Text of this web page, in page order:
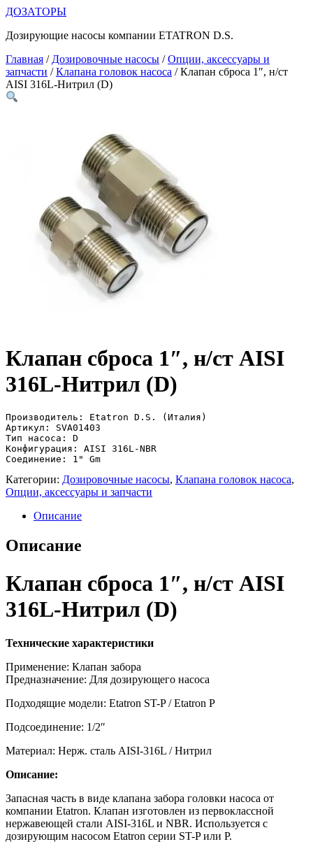
Перейти
содержимому
ДОЗАТОРЫ
Дозирующие насосы компании ETATRON D.S.
Главная / Дозировочные насосы /Опции, аксессуары и
запчасти /Клапана головок насоса / Клапан сброса 1″, н/ст
AISI 316L-Нитрил (D)
Клапан сброса 1″, н/ст AISI
316L-Нитрил (D)
Производитель: Etatron D.S. (Италия)
Артикул: SVA01403
Тип насоса: D
Конфигурация: AISI 316L-NBR
Соединение: 1" Gm
Категории: Дозировочные насосы, Клапана головок насоса,
Опции, аксессуары и запчасти
Описание
Описание
Клапан сброса 1″, н/ст AISI
316L-Нитрил (D)
Технические характеристики
Применение: Клапан забора
Предназначение: Для дозирующего насоса
Подходящие модели: Etatron ST-P / Etatron P
Подсоединение: 1/2″
Материал: Нерж. сталь AISI-316L / Нитрил
Описание:
Запасная часть в виде клапана забора головки насоса от
компании Etatron. Клапан изготовлен из первоклассной
нержавеющей стали AISI-316L и NBR. Используется с
дозирующим насосом Etatron серии ST-P или P.